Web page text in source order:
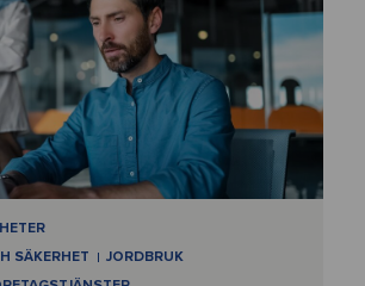
SÄKERHET
JORDBRUK